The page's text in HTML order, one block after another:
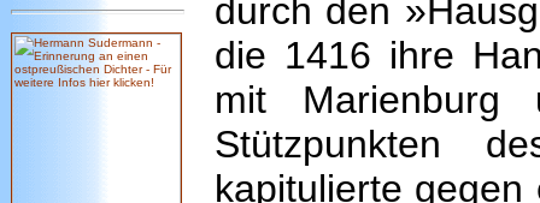
durch den
die 1416 ihre
mit
Stützpunkten
kapitulierte